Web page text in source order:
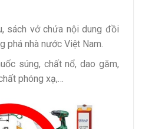
sách vở chứa nội dung đồi
phá nhà nước Việt Nam.
súng, chất nổ, dao găm,
phóng xạ,…